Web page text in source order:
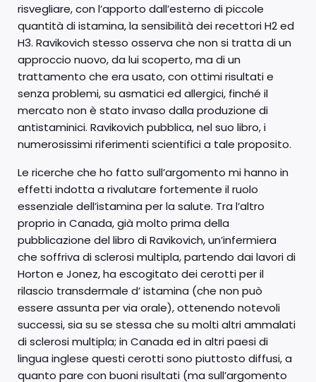
risvegliare, con l’apporto dall’esterno di piccole
quantità di istamina, la sensibilità dei recettori H2 ed
H3. Ravikovich stesso osserva che non si tratta di un
approccio nuovo, da lui scoperto, ma di un
trattamento che era usato, con ottimi risultati e
senza problemi, su asmatici ed allergici, finché il
mercato non è stato invaso dalla produzione di
antistaminici. Ravikovich pubblica, nel suo libro, i
numerosissimi riferimenti scientifici a tale proposito.
Le ricerche che ho fatto sull’argomento mi hanno in
effetti indotta a rivalutare fortemente il ruolo
essenziale dell’istamina per la salute. Tra l’altro
proprio in Canada, già molto prima della
pubblicazione del libro di Ravikovich, un’infermiera
che soffriva di sclerosi multipla, partendo dai lavori di
Horton e Jonez, ha escogitato dei cerotti per il
rilascio transdermale d’ istamina (che non può
essere assunta per via orale), ottenendo notevoli
successi, sia su se stessa che su molti altri ammalati
di sclerosi multipla; in Canada ed in altri paesi di
lingua inglese questi cerotti sono piuttosto diffusi, a
quanto pare con buoni risultati (ma sull’argomento